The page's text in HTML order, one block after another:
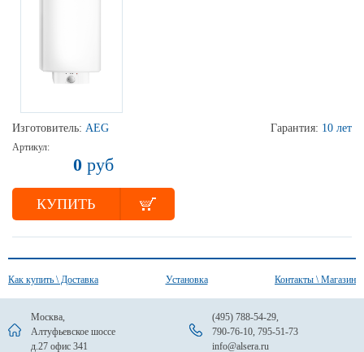
Изготовитель: AEG Гарантия: 10 лет
Артикул:
0 руб
КУПИТЬ
Как купить \ Доставка Установка Контакты \ Магазин
Москва,
Алтуфьевское шоссе
д.27 офис 341
(495) 788-54-29,
790-76-10, 795-51-73
info@alsera.ru